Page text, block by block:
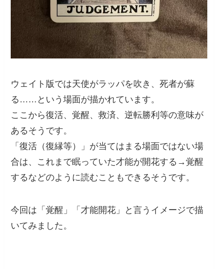
ウェイト版では天使がラッパを吹き、死者が蘇
る……という場面が描かれています。
ここから復活、覚醒、救済、逆転勝利等の意味が
あるそうです。
「復活（復縁等）」が当てはまる場面ではない場
合は、これまで眠っていた才能が開花する→覚醒
するなどのように読むこともできるそうです。
今回は「覚醒」「才能開花」と言うイメージで描
いてみました。